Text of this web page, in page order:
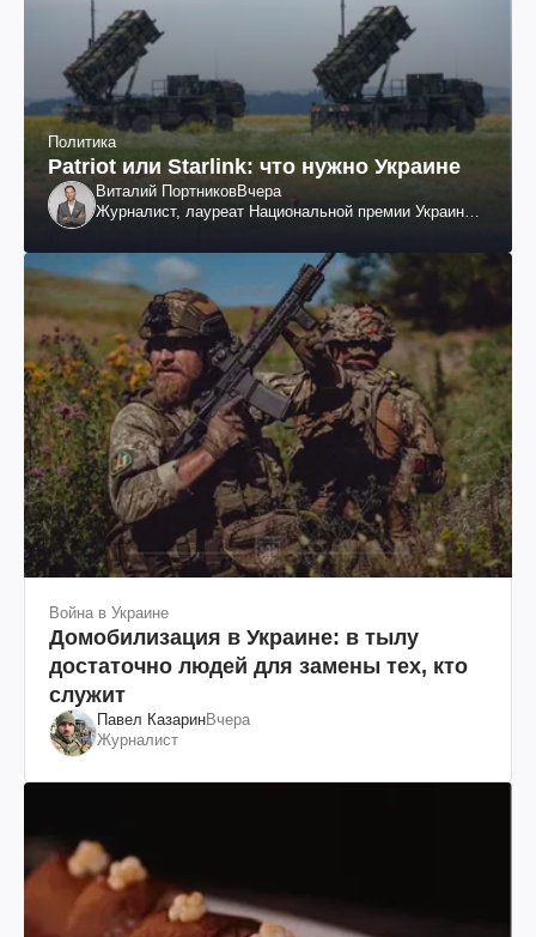
Политика
Patriot или Starlink: что нужно Украине
Виталий ПортниковВчера
Журналист, лауреат Национальной премии Украины
Война в Украине
Домобилизация в Украине: в тылу
достаточно людей для замены тех, кто
служит
Павел КазаринВчера
Журналист